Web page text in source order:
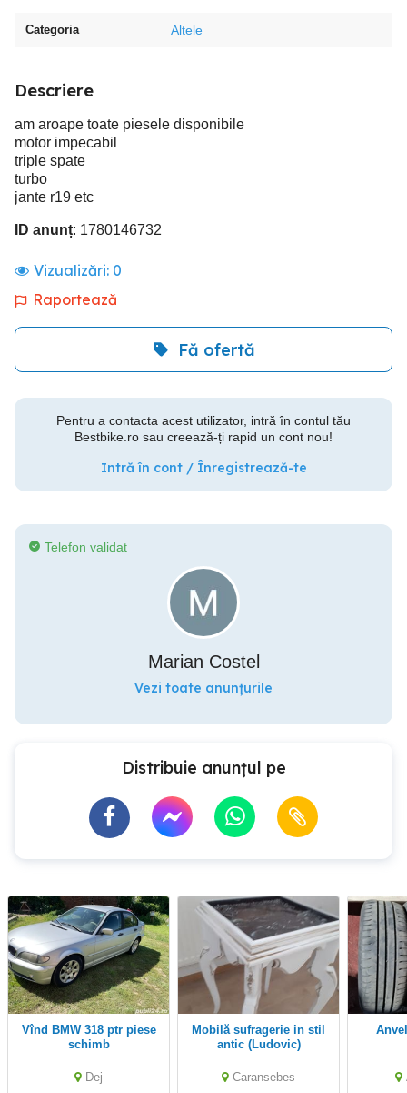
Categoria Altele
Descriere
am aroape toate piesele disponibile
motor impecabil
triple spate
turbo
jante r19 etc
ID anunț: 1780146732
Vizualizări: 0
Raportează
Fă ofertă
Pentru a contacta acest utilizator, intră în contul tău
Bestbike.ro sau creează-ți rapid un cont nou!
Intră în cont / Înregistrează-te
Telefon validat
Marian Costel
Vezi toate anunțurile
Distribuie anunțul pe
Vînd BMW 318 ptr piese
schimb
Dej
Mobilă sufragerie in stil
antic (Ludovic)
Caransebes